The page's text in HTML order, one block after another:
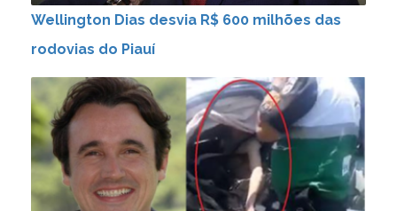
Wellington Dias desvia R$ 600 milhões das
rodovias do Piauí